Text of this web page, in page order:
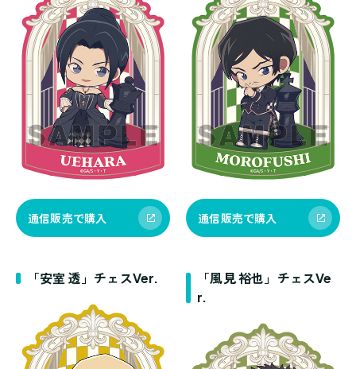
通信販売で購入 通信販売で購入
「安室 透」チェスVer.
「風見 裕也」チェスVe
r.